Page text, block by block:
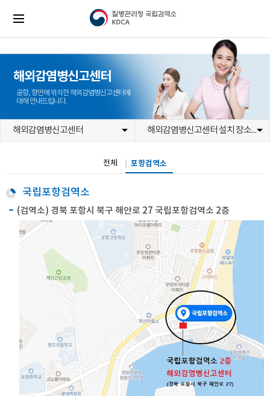
가
질
병
리
국
검
역
소
KDCA
전
체
뉴
해외감염병신고센터
공항, 항만에 위치한 해외감염병신고센터에
대해 안내드립니다.
해외감염병신고센터 해외감염병신고센터 설치 장소
전체 포항검역소
국립포항검역소
(검역소) 경북 포항시 북구 해안로 27 국립포항검역소 2층